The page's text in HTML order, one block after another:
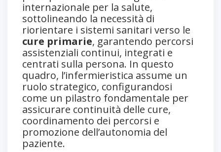
internazionale per la salute,
sottolineando la necessità di
riorientare i sistemi sanitari verso le
cure primarie, garantendo percorsi
assistenziali continui, integrati e
centrati sulla persona. In questo
quadro, l’infermieristica assume un
ruolo strategico, configurandosi
come un pilastro fondamentale per
assicurare continuità delle cure,
coordinamento dei percorsi e
promozione dell’autonomia del
paziente.